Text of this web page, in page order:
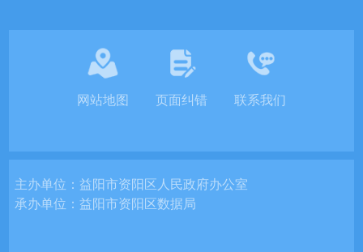
网站地图 页面纠错 联系我们
主办单位：益阳市资阳区人民政府办公室
承办单位：益阳市资阳区数据局